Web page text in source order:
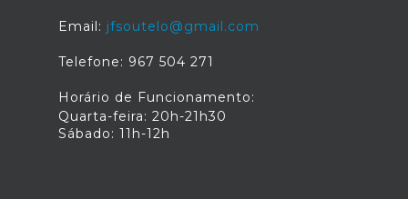
Email: jfsoutelo@gmail.com
Telefone: 967 504 271
Horário de Funcionamento:
Quarta-feira: 20h-21h30
Sábado: 11h-12h